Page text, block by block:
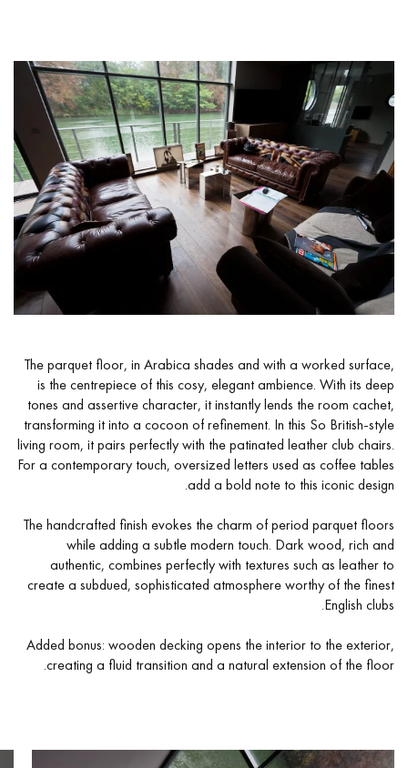
?יש לכם פרויקט חדש
המומחים שלנו עומדים לרשותכם כדי להדריך אותכם
שלב אחר שלב בבחירה ובהתקנה של הפרקט שלכם.
קבל שיחה חוזרת מיועץ של דקופלוס פרקטים.
קבעו פגישה מותאמת אישית.
קבלו הצעת מחיר בחינם!
The parquet floor, in Arabica shades and with a worked surface,
is the centrepiece of this cosy, elegant ambience. With its deep
tones and assertive character, it instantly lends the room cachet,
transforming it into a cocoon of refinement. In this So British-style
living room, it pairs perfectly with the patinated leather club chairs.
For a contemporary touch, oversized letters used as coffee tables
add a bold note to this iconic design.
The handcrafted finish evokes the charm of period parquet floors
while adding a subtle modern touch. Dark wood, rich and
authentic, combines perfectly with textures such as leather to
create a subdued, sophisticated atmosphere worthy of the finest
English clubs.
Added bonus: wooden decking opens the interior to the exterior,
creating a fluid transition and a natural extension of the floor.